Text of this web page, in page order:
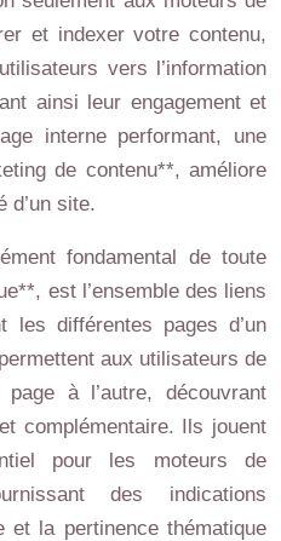
et indexer votre contenu,
vers l’information
ainsi leur engagement et
interne performant, une
de contenu**, améliore
d’un site.
fondamental de toute
est l’ensemble des liens
les différentes pages d’un
aux utilisateurs de
page à l’autre, découvrant
complémentaire. Ils jouent
pour les moteurs de
des indications
la pertinence thématique